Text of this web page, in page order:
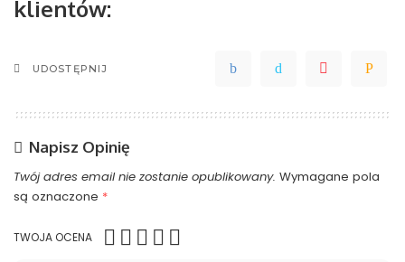
klientów:
UDOSTĘPNIJ
Napisz Opinię
Twój adres email nie zostanie opublikowany. Wymagane pola
są oznaczone *
TWOJA OCENA